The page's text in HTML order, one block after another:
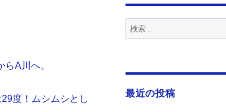
A川へ。
度！ムシムシとし
検
索:
最近の投稿